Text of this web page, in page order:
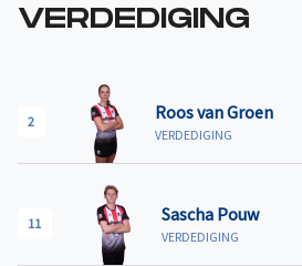
VERDEDIGING
2 Roos van Groen
VERDEDIGING
11 Sascha Pouw
VERDEDIGING